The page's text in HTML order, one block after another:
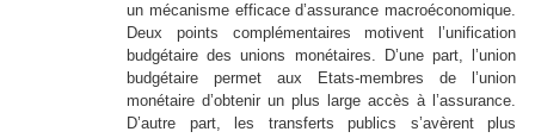
un mécanisme efficace d’assurance macroéconomique.
Deux points complémentaires motivent l’unification
budgétaire des unions monétaires. D’une part, l’union
budgétaire permet aux Etats-membres de l’union
monétaire d’obtenir un plus large accès à l’assurance.
D’autre part, les transferts publics s’avèrent plus